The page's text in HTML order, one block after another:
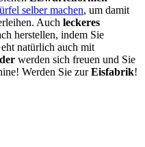
selber machen, um damit
Auch leckeres
herstellen, indem Sie
natürlich auch mit
werden sich freuen und Sie
Werden Sie zurEisfabrik!